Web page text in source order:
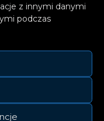
z innymi danymi
podczas
w USA. Zoe
Music
Jimmy’ego
i Jamesa